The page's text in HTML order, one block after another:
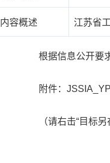
内容概述 江苏省
根据信息公开要求
附件：
（请右击“目标另